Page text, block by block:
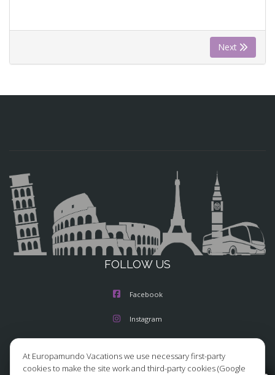
Next
FOLLOW US
Facebook
Instagram
Youtube
At Europamundo Vacations we use necessary first-party
cookies to make the site work and third-party cookies (Google